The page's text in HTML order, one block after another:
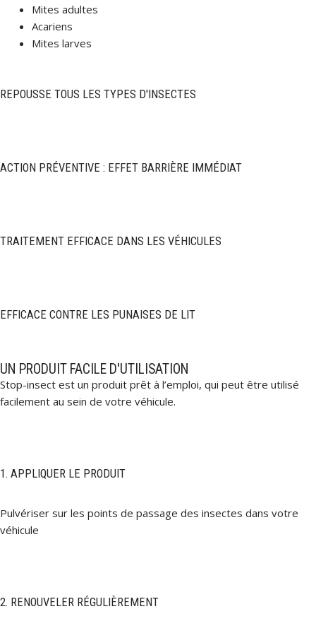
Mites adultes
Acariens
Mites larves
REPOUSSE TOUS LES TYPES D'INSECTES
ACTION PRÉVENTIVE : EFFET BARRIÈRE IMMÉDIAT
TRAITEMENT EFFICACE DANS LES VÉHICULES
EFFICACE CONTRE LES PUNAISES DE LIT
UN PRODUIT FACILE D'UTILISATION
Stop-insect est un produit prêt à l’emploi, qui peut être utilisé
facilement au sein de votre véhicule.
1. APPLIQUER LE PRODUIT
Pulvériser sur les points de passage des insectes dans votre
véhicule
2. RENOUVELER RÉGULIÈREMENT